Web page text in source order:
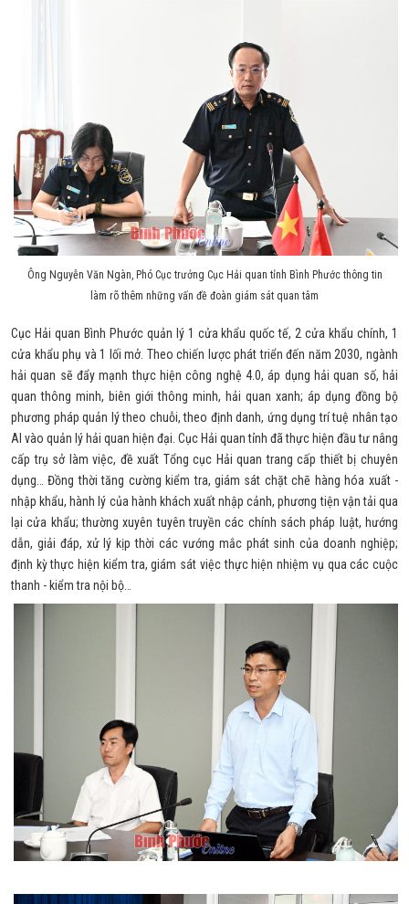
Ông Nguyễn Văn Ngàn, Phó Cục trưởng Cục Hải quan tỉnh Bình Phước thông tin
làm rõ thêm những vấn đề đoàn giám sát quan tâm
Cục Hải quan Bình Phước quản lý 1 cửa khẩu quốc tế, 2 cửa khẩu chính, 1
cửa khẩu phụ và 1 lối mở. Theo chiến lược phát triển đến năm 2030, ngành
hải quan sẽ đẩy mạnh thực hiện công nghệ 4.0, áp dụng hải quan số, hải
quan thông minh, biên giới thông minh, hải quan xanh; áp dụng đồng bộ
phương pháp quản lý theo chuỗi, theo định danh, ứng dụng trí tuệ nhân tạo
AI vào quản lý hải quan hiện đại. Cục Hải quan tỉnh đã thực hiện đầu tư nâng
cấp trụ sở làm việc, đề xuất Tổng cục Hải quan trang cấp thiết bị chuyên
dụng… Đồng thời tăng cường kiểm tra, giám sát chặt chẽ hàng hóa xuất -
nhập khẩu, hành lý của hành khách xuất nhập cảnh, phương tiện vận tải qua
lại cửa khẩu; thường xuyên tuyên truyền các chính sách pháp luật, hướng
dẫn, giải đáp, xử lý kịp thời các vướng mắc phát sinh của doanh nghiệp;
định kỳ thực hiện kiểm tra, giám sát việc thực hiện nhiệm vụ qua các cuộc
thanh - kiểm tra nội bộ…